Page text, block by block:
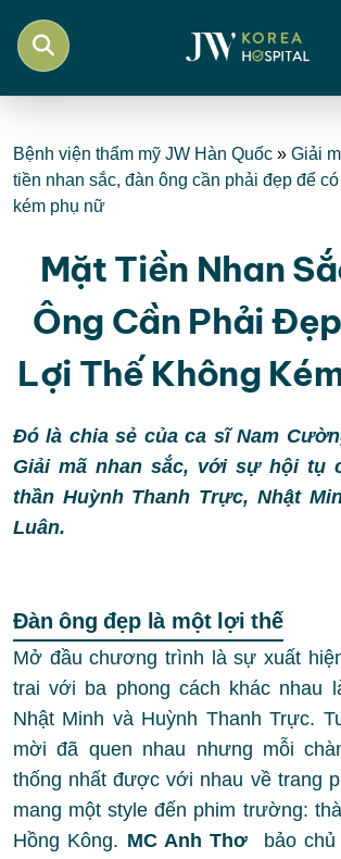
Bệnh viện thẩm mỹ JW Hàn Quốc » Giải
tiền nhan sắc, đàn ông cần phải đẹp để
kém phụ nữ
Mặt Tiền Nhan
Ông Cần Phải
Lợi Thế Không
Đó là chia sẻ của ca sĩ Nam
Giải mã nhan sắc, với sự hội tụ
thần Huỳnh Thanh Trực, Nhật
Luân.
Đàn ông đẹp là một lợi thế
Mở đầu chương trình là sự xuất
trai với ba phong cách khác nhau
Nhật Minh và Huỳnh Thanh Trực.
mời đã quen nhau nhưng mỗi
thống nhất được với nhau về trang
mang một style đến phim trường:
Hồng Kông. MC Anh Thơ bảo chủ